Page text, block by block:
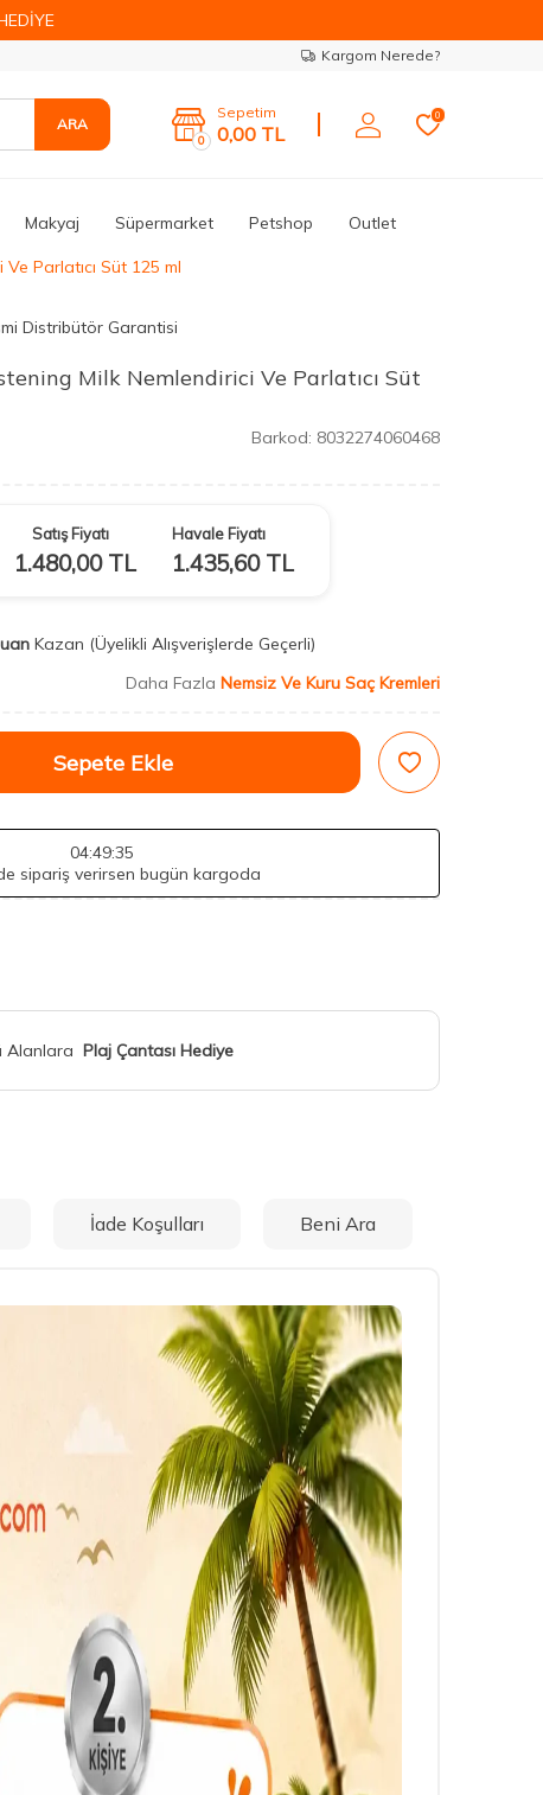
Kargom Nerede?
ARA
0
Sepetim
0,00 TL
0
Makyaj Süpermarket Petshop Outlet
Parlatıcı Süt 125 ml
Distribütör Garantisi
Milk Nemlendirici Ve Parlatıcı Süt
Barkod: 8032274060468
Satış Fiyatı
1.480,00TL
Havale Fiyatı
1.435,60TL
Kazan (Üyelikli Alışverişlerde Geçerli)
Daha Fazla Nemsiz Ve Kuru Saç Kremleri
Sepete Ekle
04:49:33
sipariş verirsen bugün kargoda
Alanlara Plaj Çantası Hediye
İade Koşulları Beni Ara